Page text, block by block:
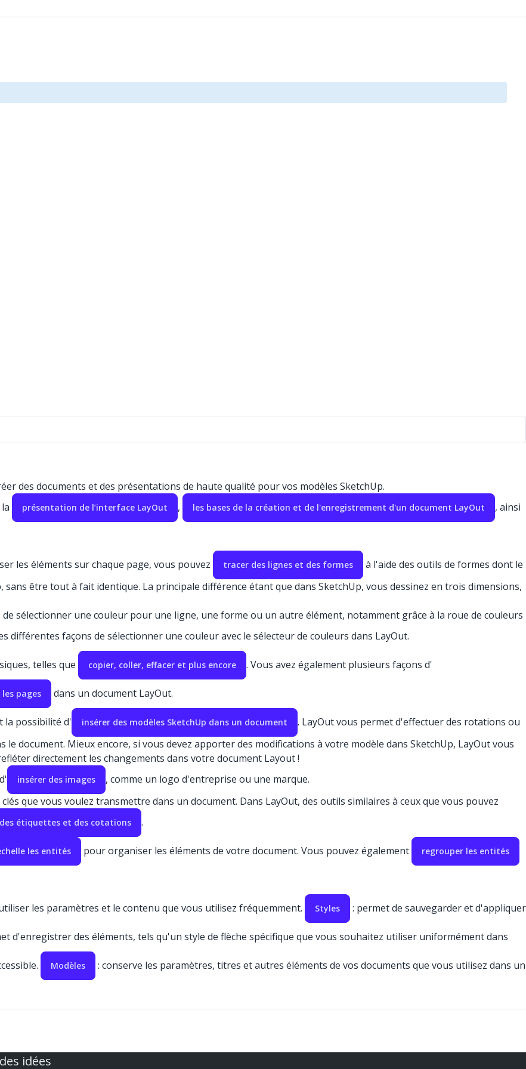
des documents et des présentations de haute qualité pour vos modèles SketchUp.
présentation de l’interface LayOut , les bases de la création et de l'enregistrement d'un document LayOut , ainsi
les éléments sur chaque page, vous pouvez tracer des lignes et des formes
à l'aide des outils de formes dont le
être tout à fait identique. La principale différence étant que dans SketchUp, vous dessinez en trois dimensions,
sélectionner une couleur pour une ligne, une forme ou un autre élément, notamment grâce à la roue de couleurs
différentes façons de sélectionner une couleur avec le sélecteur de couleurs dans LayOut.
telles que copier, coller, effacer et plus encore . Vous avez également plusieurs façons d'
pages dans un document LayOut.
la possibilité d' insérer des modèles SketchUp dans un document
. LayOut vous permet d'effectuer des rotations ou
document. Mieux encore, si vous devez apporter des modifications à votre modèle dans SketchUp, LayOut vous
directement les changements dans votre document Layout !
insérer des images
, comme un logo d'entreprise ou une marque.
que vous voulez transmettre dans un document. Dans LayOut, des outils similaires à ceux que vous pouvez
étiquettes et des cotations .
les entités pour organiser les éléments de votre document. Vous pouvez également regrouper les entités
les paramètres et le contenu que vous utilisez fréquemment. Styles : permet de sauvegarder et d'appliquer
d'enregistrer des éléments, tels qu'un style de flèche spécifique que vous souhaitez utiliser uniformément dans
Modèles
: conserve les paramètres, titres et autres éléments de vos documents que vous utilisez dans un
idées